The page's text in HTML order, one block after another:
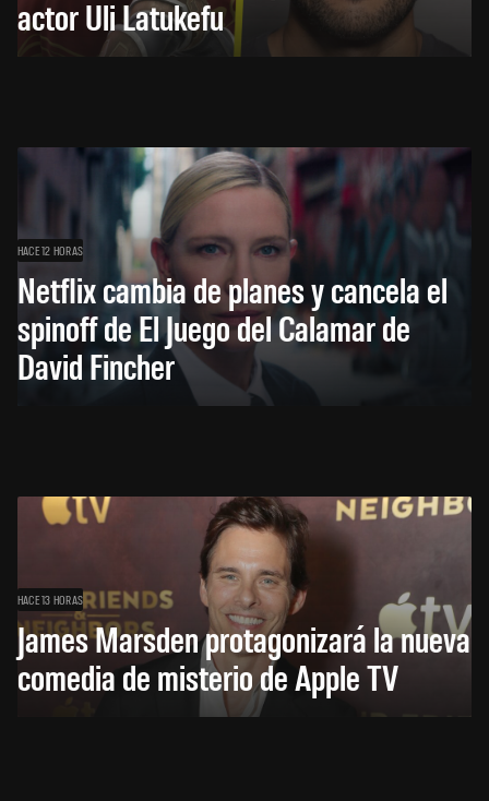
actor Uli Latukefu
HACE 12 HORAS
Netflix cambia de planes y cancela el
spinoff de El Juego del Calamar de
David Fincher
HACE 13 HORAS
James Marsden protagonizará la nueva
comedia de misterio de Apple TV